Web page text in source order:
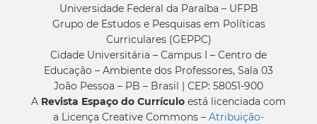
Universidade Federal da Paraíba – UFPB
Grupo de Estudos e Pesquisas em Políticas
Curriculares (GEPPC)
Cidade Universitária – Campus I – Centro de
Educação – Ambiente dos Professores, Sala 03
João Pessoa – PB – Brasil | CEP: 58051-900
A Revista Espaço do Currículo está licenciada com
a Licença Creative Commons – Atribuição-